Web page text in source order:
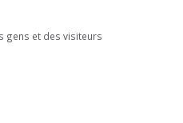
gens et des visiteurs